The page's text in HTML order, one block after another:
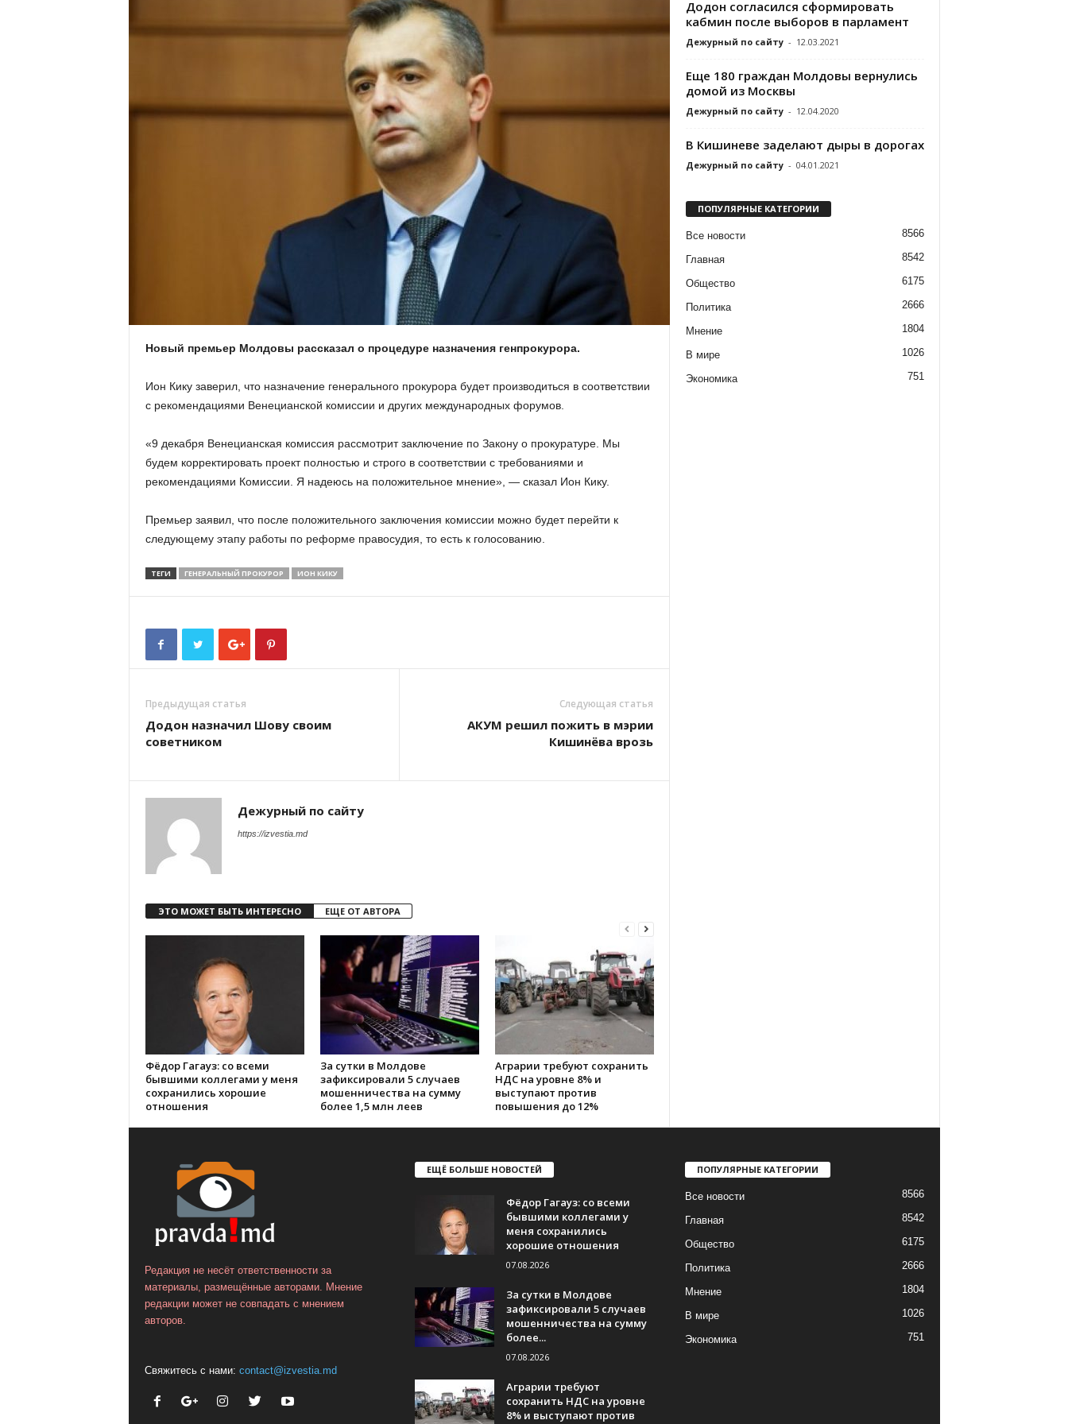
​Новый премьер Молдовы рассказал о процедуре назначения генпрокурора.
Ион Кику заверил, что назначение генерального прокурора будет производиться в соответствии
с рекомендациями Венецианской комиссии и других международных форумов.
«9 декабря Венецианская комиссия рассмотрит заключение по Закону о прокуратуре. Мы
будем корректировать проект полностью и строго в соответствии с требованиями и
рекомендациями Комиссии. Я надеюсь на положительное мнение», — сказал Ион Кику.
Премьер заявил, что после положительного заключения комиссии можно будет перейти к
следующему этапу работы по реформе правосудия, то есть к голосованию.
ТЕГИ ГЕНЕРАЛЬНЫЙ ПРОКУРОР ИОН КИКУ
Предыдущая статья
Додон назначил Шову своим
советником
Следующая статья
АКУМ решил пожить в мэрии
Кишинёва врозь
Дежурный по сайту
https://izvestia.md
ЭТО МОЖЕТ БЫТЬ ИНТЕРЕСНО ЕЩЕ ОТ АВТОРА
Фёдор Гагауз: со всеми
бывшими коллегами у меня
сохранились хорошие
отношения
За сутки в Молдове
зафиксировали 5 случаев
мошенничества на сумму
более 1,5 млн леев
Аграрии требуют сохранить
НДС на уровне 8% и
выступают против
повышения до 12%
Додон согласился сформировать
кабмин после выборов в парламент
Дежурный по сайту - 12.03.2021
Еще 180 граждан Молдовы вернулись
домой из Москвы
Дежурный по сайту - 12.04.2020
В Кишиневе заделают дыры в дорогах
Дежурный по сайту - 04.01.2021
ПОПУЛЯРНЫЕ КАТЕГОРИИ
Все новости 8566
Главная 8542
Общество 6175
Политика 2666
Мнение 1804
В мире 1026
Экономика 751
Редакция не несёт ответственности за
материалы, размещённые авторами. Мнение
редакции может не совпадать с мнением
авторов.
Свяжитесь с нами: contact@izvestia.md
ЕЩЁ БОЛЬШЕ НОВОСТЕЙ
Фёдор Гагауз: со всеми
бывшими коллегами у
меня сохранились
хорошие отношения
07.08.2026
За сутки в Молдове
зафиксировали 5 случаев
мошенничества на сумму
более...
07.08.2026
Аграрии требуют
сохранить НДС на уровне
8% и выступают против
ПОПУЛЯРНЫЕ КАТЕГОРИИ
Все новости 8566
Главная 8542
Общество 6175
Политика 2666
Мнение 1804
В мире 1026
Экономика 751